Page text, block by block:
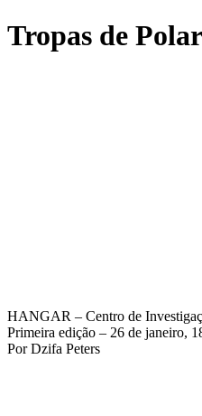
Tropas de
HANGAR – Centro de
Primeira edição – 26 de janeiro,
Por Dzifa Peters